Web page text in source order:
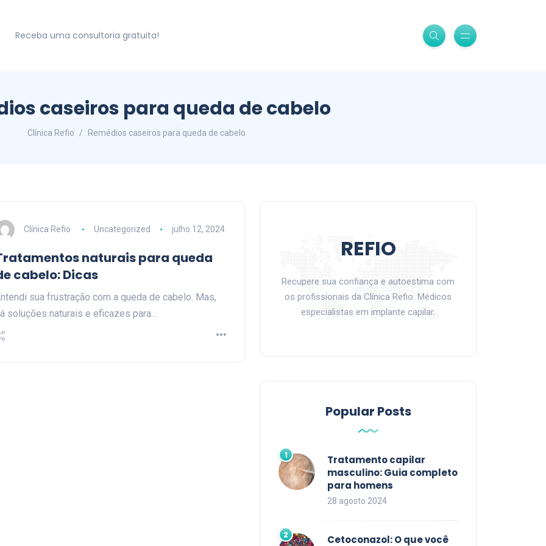
Receba uma consultoria gratuita!
caseiros para queda de cabelo
Clínica Refio Remédios caseiros para queda de cabelo
Clínica Refio Uncategorized julho 12, 2024
naturais para queda
cabelo: Dicas
sua frustração com a queda de cabelo. Mas,
soluções naturais e eficazes para…
REFIO
Recupere sua confiança e autoestima com
os profissionais da Clínica Refio. Médicos
especialistas em implante capilar.
Popular Posts
Tratamento capilar
masculino: Guia completo
para homens
28 agosto 2024
Cetoconazol: O que você